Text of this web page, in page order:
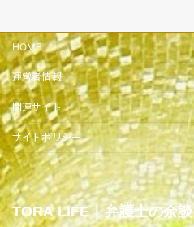
HOME
運営者情報
関連サイト
サイトポリシー
TORA LIFE｜弁護士の余談